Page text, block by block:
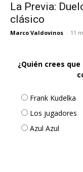
La Previa:
clásico
Marco Valdovinos - 11
¿Quién crees
Frank Kudelka
Los jugadores
Azul Azul